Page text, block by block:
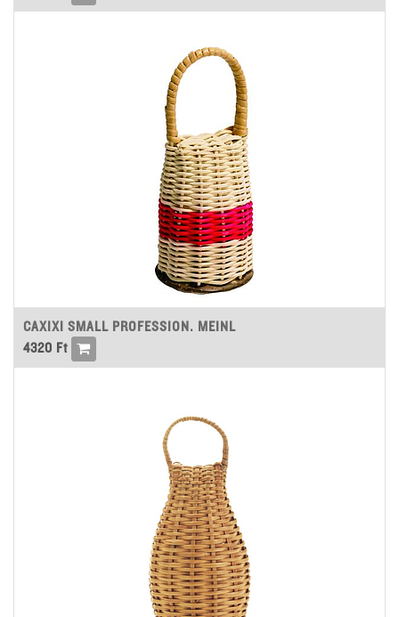
CAXIXI SMALL PROFESSION. MEINL
4320 Ft